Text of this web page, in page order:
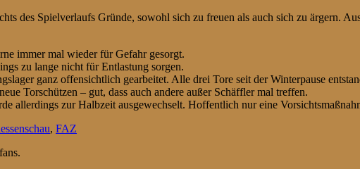
des Spielverlaufs Gründe, sowohl sich zu freuen als auch sich zu ärgern.
immer mal wieder für Gefahr gesorgt.
zu lange nicht für Entlastung sorgen.
ganz offensichtlich gearbeitet. Alle drei Tore seit der Winterpause
Torschützen – gut, dass auch andere außer Schäffler mal treffen.
allerdings zur Halbzeit ausgewechselt. Hoffentlich nur eine
, FAZ